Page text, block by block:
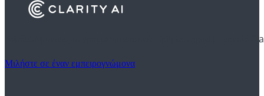
Ανακαλύψτε πώς τα χρηματοπιστωτικά ιδρύματα χρησιμοποιούν
Μιλήστε σε έναν εμπειρογνώμονα